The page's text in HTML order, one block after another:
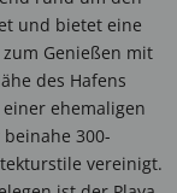
und bietet eine
Genießen mit
des Hafens
ehemaligen
300-
vereinigt.